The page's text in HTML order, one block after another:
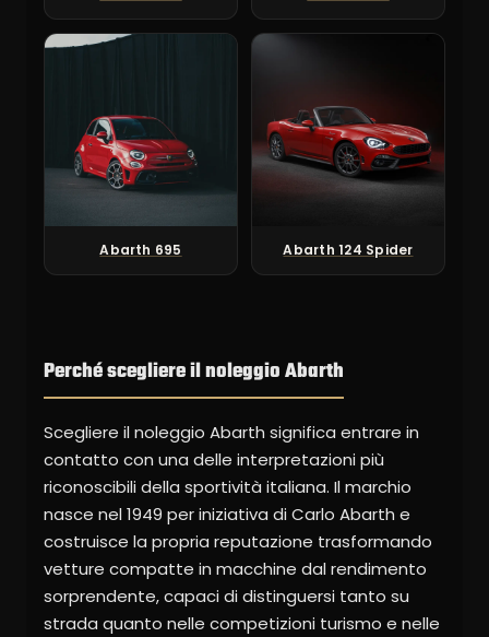
Abarth 695 Abarth 124 Spider
Perché scegliere il noleggio Abarth
Scegliere il noleggio Abarth significa entrare in
contatto con una delle interpretazioni più
riconoscibili della sportività italiana. Il marchio
nasce nel 1949 per iniziativa di Carlo Abarth e
costruisce la propria reputazione trasformando
vetture compatte in macchine dal rendimento
sorprendente, capaci di distinguersi tanto su
strada quanto nelle competizioni turismo e nelle